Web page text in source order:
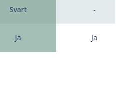
Svart
Ja
-
Ja